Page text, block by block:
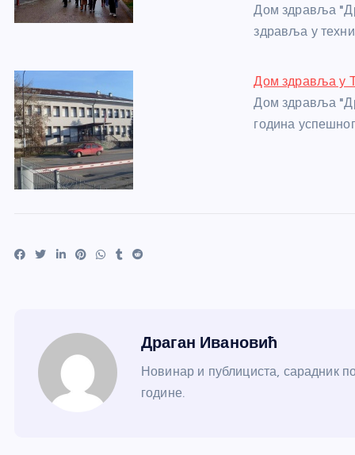
Дом здравља
здравља у
Дом здравља у
Дом здравља "Др
година
Драган Ивановић
Новинар и публициста, сарадник
године.